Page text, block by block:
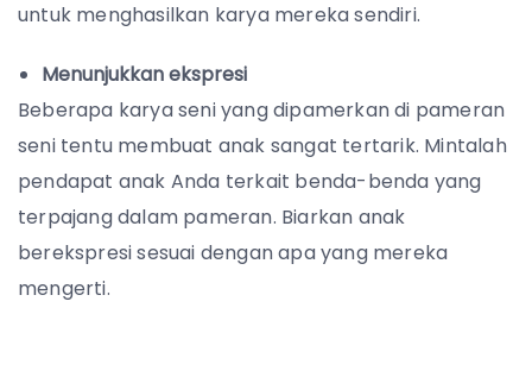
untuk menghasilkan karya mereka sendiri.
Menunjukkan ekspresi
Beberapa karya seni yang dipamerkan di pameran
seni tentu membuat anak sangat tertarik. Mintalah
pendapat anak Anda terkait benda-benda yang
terpajang dalam pameran. Biarkan anak
berekspresi sesuai dengan apa yang mereka
mengerti.